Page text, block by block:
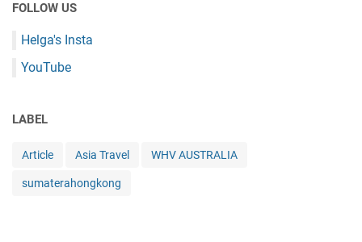
FOLLOW US
Helga's Insta
YouTube
LABEL
Article Asia Travel WHV AUSTRALIA
sumaterahongkong